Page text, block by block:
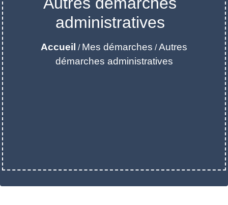
administratives
Accueil / Mes démarches /Autres
démarches administratives